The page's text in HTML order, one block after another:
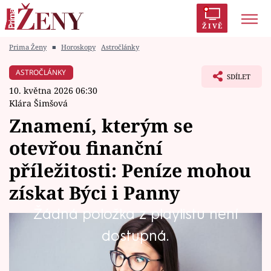
ŽIVĚ
Módní alarm
Témata
Celebrity
Vztahy
Prima Ženy ■ Horoskopy Astročlánky
ASTROČLÁNKY
10. května 2026 06:30
Klára Šimšová
SDÍLET
Znamení, kterým se
otevřou finanční
příležitosti: Peníze mohou
získat Býci i Panny
Žádná položka z playlistu není
dostupná.
Květen není jen měsícem lásky a rozkvětu
přírody, je to také období, kdy se začínají
hýbat věci v oblasti materiálního světa.